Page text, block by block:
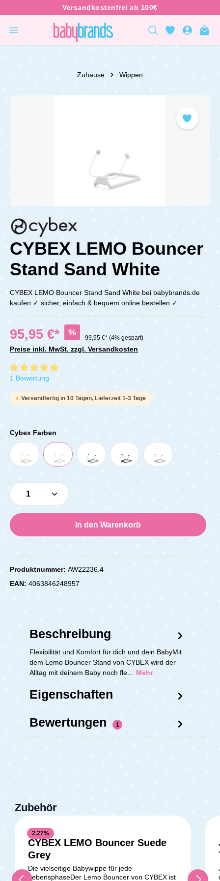
Zuhause Wippen
CYBEX LEMO Bouncer
Stand Sand White
CYBEX LEMO Bouncer Stand Sand White bei babybrands.de
kaufen ✓ sicher, einfach & bequem online bestellen ✓
95,95 €* %
99,95 €* (4% gespart)
Preise inkl. MwSt. zzgl. Versandkosten
Durchschnittliche Bewertung von 5 von 5 Sternen
1 Bewertung
Versandfertig in 10 Tagen, Lieferzeit 1-3 Tage
Cybex Farben
Produkt Anzahl: Gib den gewünschten
In den Warenkorb
Produktnummer: AW22236.4
EAN: 4063846248957
Beschreibung
Flexibilität und Komfort für dich und dein BabyMit
dem Lemo Bouncer Stand von CYBEX wird der
Alltag mit deinem Baby noch fle… Mehr
Eigenschaften
Bewertungen 1
Zubehör
2.27%
Durchschnittliche Bewertung
CYBEX LEMO Bouncer Suede
Grey
Die vielseitige Babywippe für jede
LebensphaseDer Lemo Bouncer von CYBEX ist